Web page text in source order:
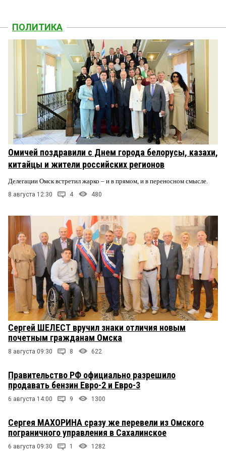
ПОЛИТИКА
Омичей поздравили с Днем города белорусы, казахи,
китайцы и жители российских регионов
Делегации Омск встретил жарко – и в прямом, и в переносном смысле.
8 августа 12:30 4 480
Сергей ШЕЛЕСТ вручил знаки отличия новым
почетным гражданам Омска
8 августа 09:30 8 622
Правительство РФ официально разрешило
продавать бензин Евро-2 и Евро-3
6 августа 14:00 9 1300
Сергея МАХОРИНА сразу же перевели из Омского
пограничного управления в Сахалинское
6 августа 09:30 1 1282